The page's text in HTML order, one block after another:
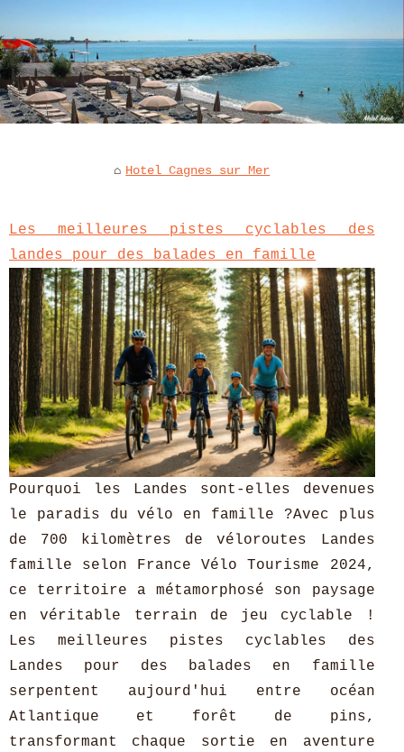
Hotel Cagnes sur Mer
Les meilleures pistes cyclables des
landes pour des balades en famille
Pourquoi les Landes sont-elles devenues
le paradis du vélo en famille ?Avec plus
de 700 kilomètres de véloroutes Landes
famille selon France Vélo Tourisme 2024,
ce territoire a métamorphosé son paysage
en véritable terrain de jeu cyclable !
Les meilleures pistes cyclables des
Landes pour des balades en famille
serpentent aujourd'hui entre océan
Atlantique et forêt de pins,
transformant chaque sortie en aventure